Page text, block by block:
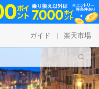
ガイド 楽天市場